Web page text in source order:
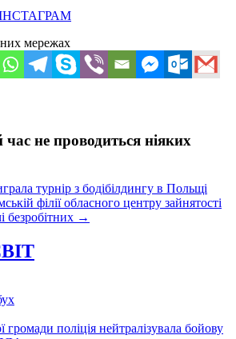
мережах
не проводиться ніяких
турнір з бодібілдингу в Польщі
філії обласного центру зайнятості
безробітних →
громади поліція нейтралізувала бойову